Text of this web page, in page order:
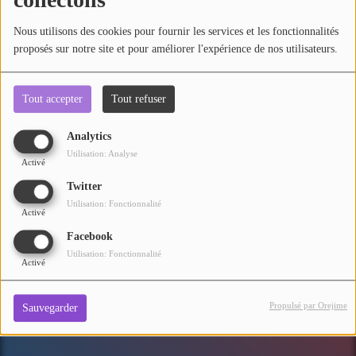
Nous utilisons des cookies pour fournir les services et les fonctionnalités
proposés sur notre site et pour améliorer l'expérience de nos utilisateurs.
Tout accepter Tout refuser
Analytics
Activé
Utilisation: Analyse
Twitter
Activé
Utilisation: Fonctionnalité
Facebook
Activé
Utilisation: Fonctionnalité
Sauvegarder Propulsé par Orejime
Se connecter
Mot de passe oublié ?